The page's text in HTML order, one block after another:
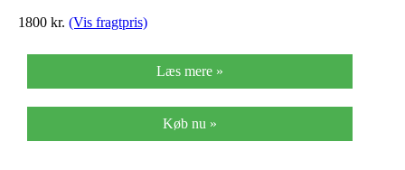
1800 kr. (Vis fragtpris)
Læs mere »
Køb nu »